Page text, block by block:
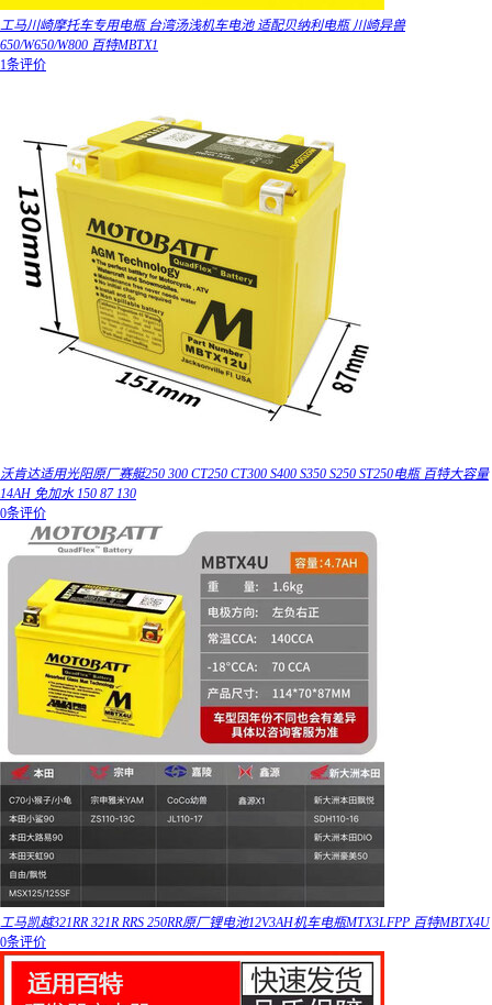
工马川崎摩托车专用电瓶 台湾汤浅机车电池 适配贝纳利电瓶 川崎异兽
650/W650/W800 百特MBTX1
1条评价
沃肯达适用光阳原厂赛艇250 300 CT250 CT300 S400 S350 S250 ST250电瓶 百特大容量
14AH 免加水 150 87 130
0条评价
工马凯越321RR 321R RRS 250RR原厂锂电池12V3AH机车电瓶MTX3LFPP 百特MBTX4U
0条评价